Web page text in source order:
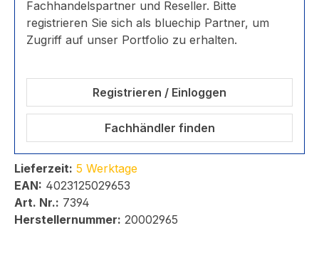
Fachhandelspartner und Reseller. Bitte
registrieren Sie sich als bluechip Partner, um
Zugriff auf unser Portfolio zu erhalten.
Registrieren / Einloggen
Fachhändler finden
Lieferzeit: 5 Werktage
EAN: 4023125029653
Art. Nr.: 7394
Herstellernummer: 20002965